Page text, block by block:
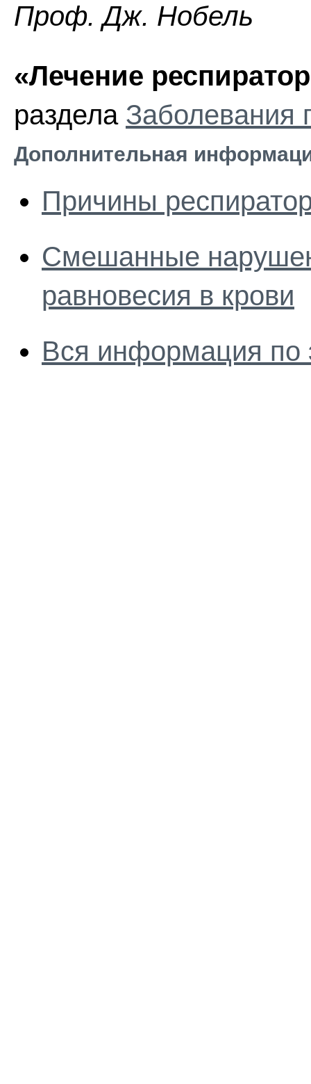
Проф. Дж. Нобель
«Лечение
раздела Заболевания
Дополнительная
Причины
Смешанные
равновесия в крови
Вся информация по